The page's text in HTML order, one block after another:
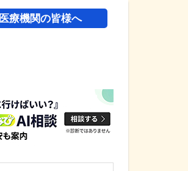
医療機関の皆様へ